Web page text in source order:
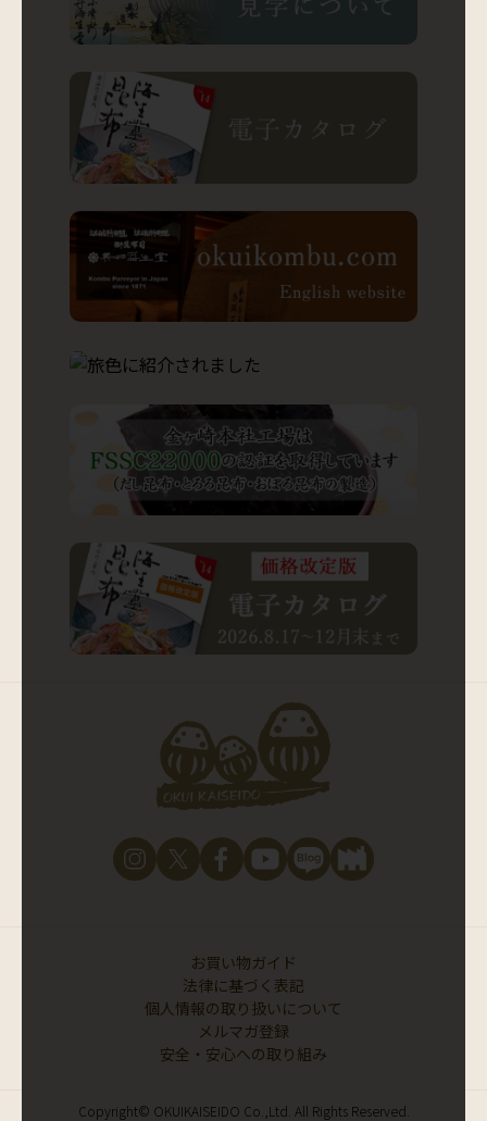
お買い物ガイド
法律に基づく表記
個人情報の取り扱いについて
メルマガ登録
安全・安心への取り組み
Copyright© OKUIKAISEIDO Co.,Ltd. All Rights Reserved.